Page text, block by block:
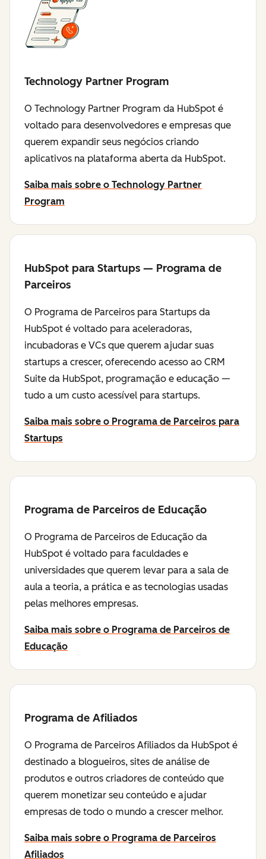
Technology Partner Program
O Technology Partner Program da HubSpot é
voltado para desenvolvedores e empresas que
querem expandir seus negócios criando
aplicativos na plataforma aberta da HubSpot.
Saiba mais sobre o Technology Partner
Program
HubSpot para Startups — Programa de
Parceiros
O Programa de Parceiros para Startups da
HubSpot é voltado para aceleradoras,
incubadoras e VCs que querem ajudar suas
startups a crescer, oferecendo acesso ao CRM
Suite da HubSpot, programação e educação —
tudo a um custo acessível para startups.
Saiba mais sobre o Programa de Parceiros para
Startups
Programa de Parceiros de Educação
O Programa de Parceiros de Educação da
HubSpot é voltado para faculdades e
universidades que querem levar para a sala de
aula a teoria, a prática e as tecnologias usadas
pelas melhores empresas.
Saiba mais sobre o Programa de Parceiros de
Educação
Programa de Afiliados
O Programa de Parceiros Afiliados da HubSpot é
destinado a blogueiros, sites de análise de
produtos e outros criadores de conteúdo que
querem monetizar seu conteúdo e ajudar
empresas de todo o mundo a crescer melhor.
Saiba mais sobre o Programa de Parceiros
Afiliados